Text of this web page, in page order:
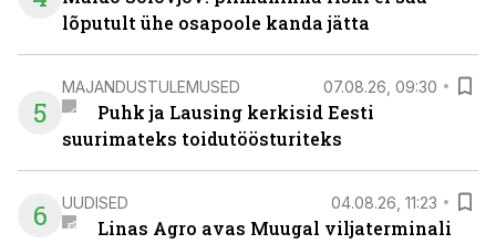
lõputult ühe osapoole kanda jätta
5
MAJANDUSTULEMUSED 07.08.26, 09:30
Puhk ja Lausing kerkisid Eesti
suurimateks toidutöösturiteks
6 UUDISED 04.08.26, 11:23
Linas Agro avas Muugal viljaterminali